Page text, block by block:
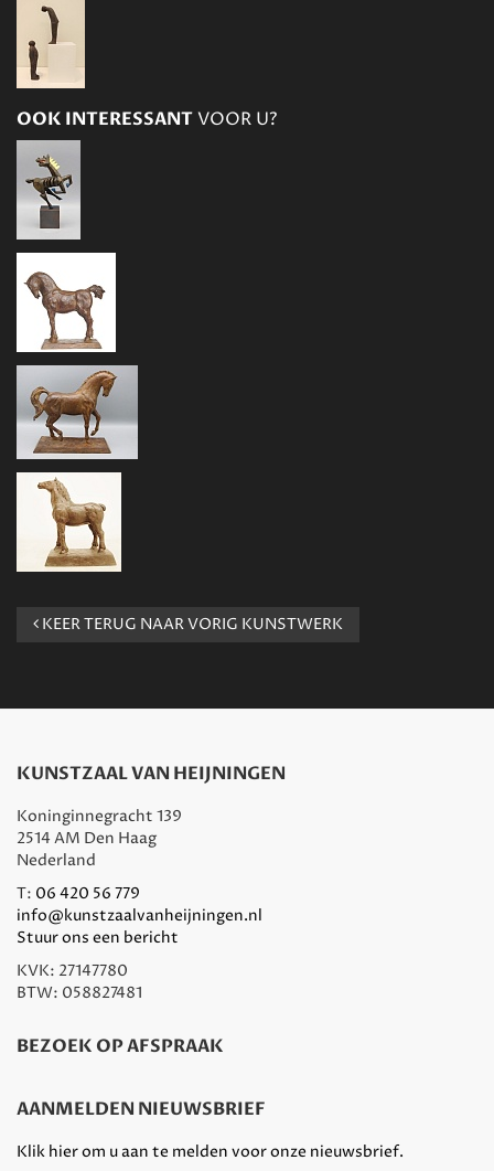
OOK INTERESSANTVOOR U?
KEER TERUG NAAR VORIG KUNSTWERK
KUNSTZAAL VAN HEIJNINGEN
Koninginnegracht 139
2514 AM Den Haag
Nederland
T: 06 420 56 779
info@kunstzaalvanheijningen.nl
Stuur ons een bericht
KVK: 27147780
BTW: 058827481
BEZOEK OP AFSPRAAK
AANMELDEN NIEUWSBRIEF
Klik hier om u aan te melden voor onze nieuwsbrief.